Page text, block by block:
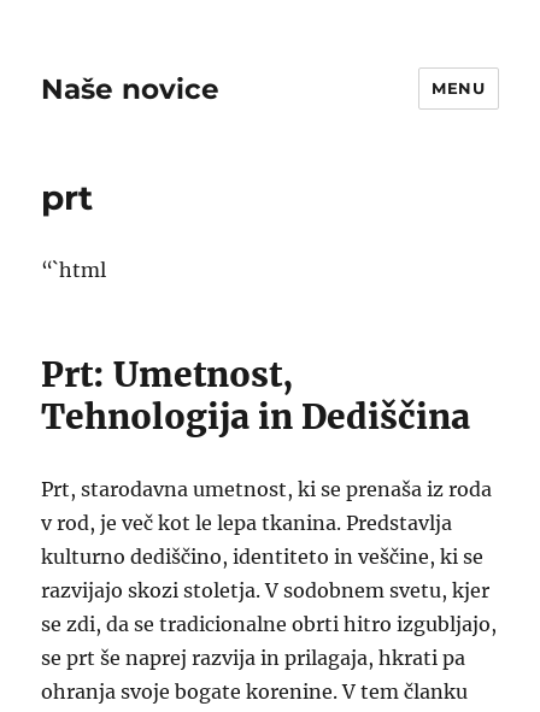
Naše novice MENU
prt
“`html
Prt: Umetnost,
Tehnologija in Dediščina
Prt, starodavna umetnost, ki se prenaša iz roda
v rod, je več kot le lepa tkanina. Predstavlja
kulturno dediščino, identiteto in veščine, ki se
razvijajo skozi stoletja. V sodobnem svetu, kjer
se zdi, da se tradicionalne obrti hitro izgubljajo,
se prt še naprej razvija in prilagaja, hkrati pa
ohranja svoje bogate korenine. V tem članku